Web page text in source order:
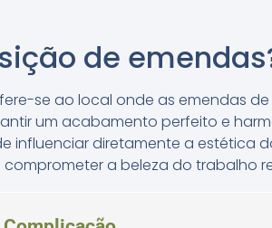
de
se ao local onde as emendas
um acabamento perfeito e
influenciar diretamente a estética
comprometer a beleza do trabalho